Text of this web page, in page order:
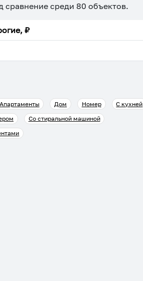
сравнение среди 80 объектов.
₽
Апартаменты Дом Номер
С кухней
Со стиральной машиной